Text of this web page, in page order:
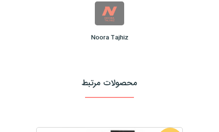
Noora Tajhiz
محصولات مرتبط